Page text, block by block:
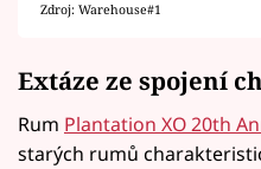
Zdroj: Warehouse#1
Extáze ze spojení
Rum Plantation XO 20th
starých rumů